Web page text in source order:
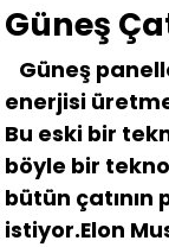
Güneş
Güneş
enerjisi
Bu eski bir
böyle bir
bütün çatının
istiyor.Elon